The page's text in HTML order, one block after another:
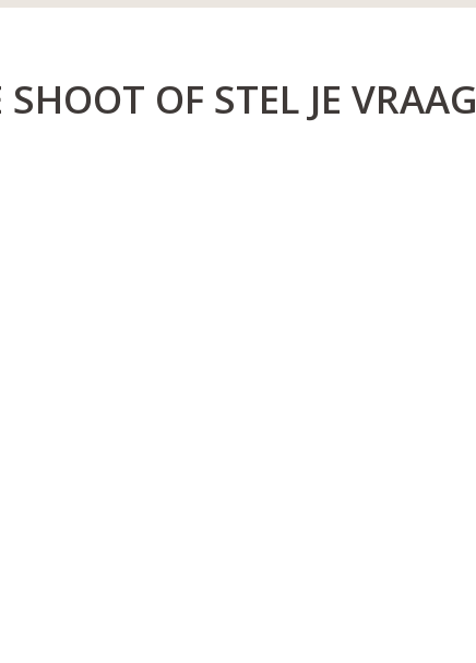
SHOOT OF STEL JE VRAAG